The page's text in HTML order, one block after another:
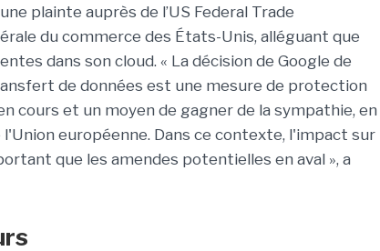
plainte auprès de l’US Federal Trade
du commerce des États-Unis, alléguant que
dans son cloud. « La décision de Google de
de données est une mesure de protection
cours et un moyen de gagner de la sympathie, en
européenne. Dans ce contexte, l'impact sur
que les amendes potentielles en aval », a